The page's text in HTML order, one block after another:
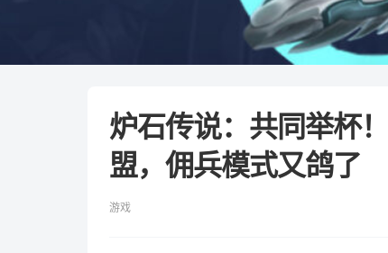
炉石传说：共同举杯
盟，佣兵模式又鸽了
游戏